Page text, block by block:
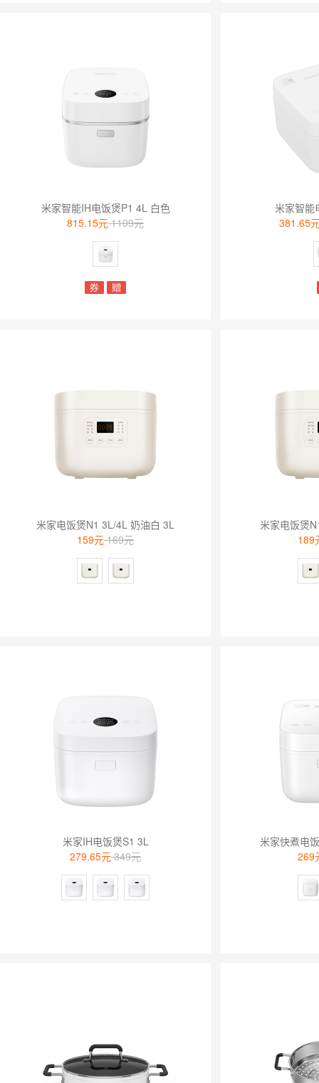
米家智能IH电饭煲P1 4L 白色
815.15元1199元
米家智能
381.65
米家电饭煲N1 3L/4L 奶油白 3L
159元169元
米家电饭煲
189
米家IH电饭煲S1 3L
279.65元349元
米家快煮电
269